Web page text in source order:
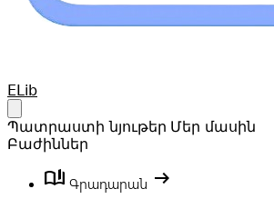
Your Company
ELib
Պատրաստի նյութեր Մեր մասին
Բաժիններ
book_ribbon Գրադարան arrow_right_alt